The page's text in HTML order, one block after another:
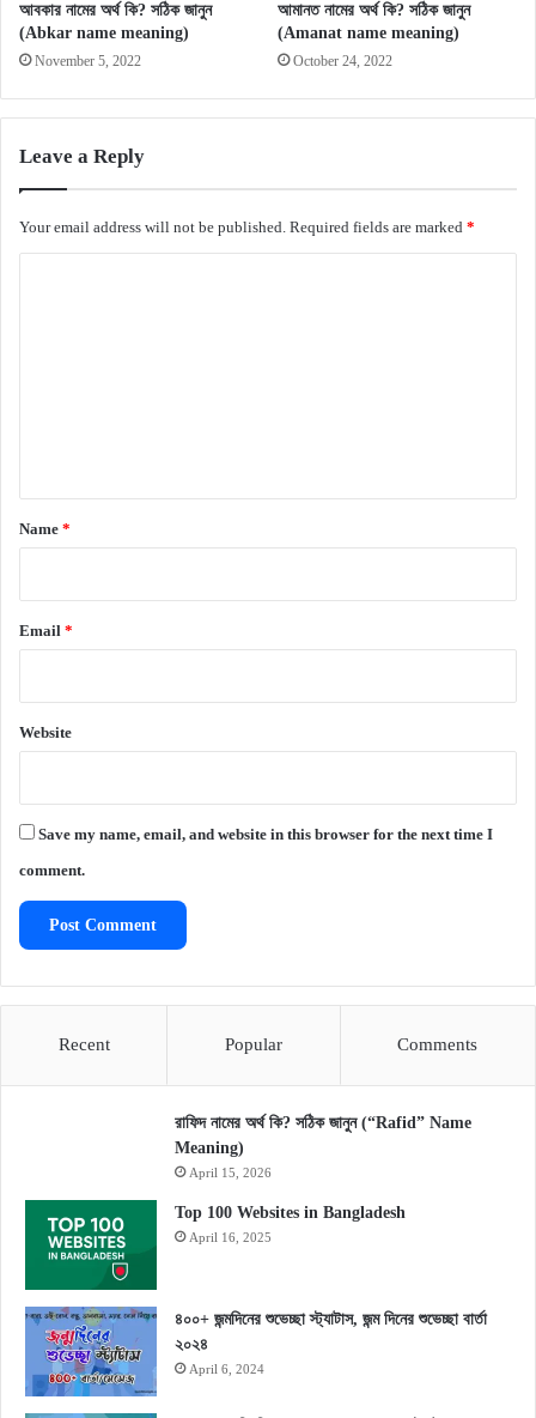
আবকার নামের অর্থ কি? সঠিক জানুন
(Abkar name meaning)
November 5, 2022
আমানত নামের অর্থ কি? সঠিক জানুন
(Amanat name meaning)
October 24, 2022
Leave a Reply
Your email address will not be published. Required fields are marked *
*
Name *
Email *
Website
Save my name, email, and website in this browser for the next time I
comment.
Recent Popular Comments
রাফিদ নামের অর্থ কি? সঠিক জানুন (“Rafid” Name
Meaning)
April 15, 2026
Top 100 Websites in Bangladesh
April 16, 2025
৪০০+ জন্মদিনের শুভেচ্ছা স্ট্যাটাস, জন্ম দিনের শুভেচ্ছা বার্তা
২০২৪
April 6, 2024